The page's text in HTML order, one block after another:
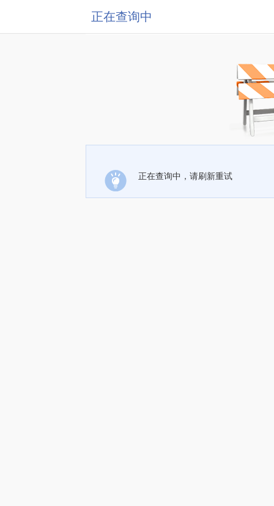
正在查询中
正在查询中，请刷新重试